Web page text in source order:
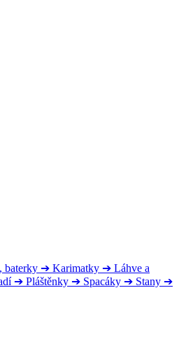
baterky ➔ Karimatky ➔ Láhve a
➔ Pláštěnky ➔ Spacáky ➔ Stany ➔